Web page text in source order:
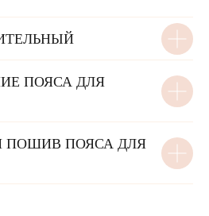
ПОЯСА ДЛЯ
ПОШИВ ПОЯСА ДЛЯ